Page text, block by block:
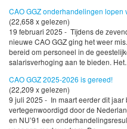
CAO GGZ onderhandelingen lopen
(22,658 x gelezen)
19 februari 2025 - Tijdens de
nieuwe CAO GGZ ging het weer
bereid om personeel in de
salarisverhoging aan te bieden.
CAO GGZ 2025-2026 is gereed!
(22,209 x gelezen)
9 juli 2025 - In maart eerder dit
vertegenwoordigd door de
en NU’91 een